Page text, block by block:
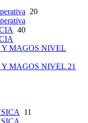
20
40
Y MAGOS NIVEL
MAGOS NIVEL 21
11